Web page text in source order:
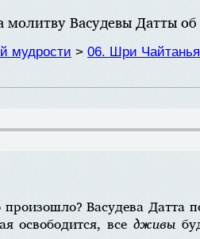
Васудевы Датты
мудрости > 06. Шри
произошло? Васудева Датта
освободится, вседживы